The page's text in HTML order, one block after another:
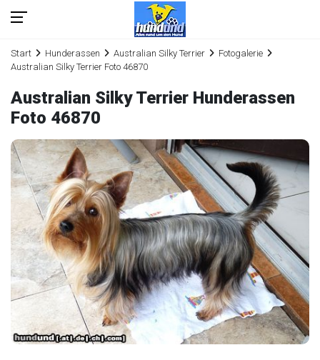
Start Hunderassen Australian Silky Terrier
Fotogalerie
Australian Silky Terrier Foto 46870
Australian Silky Terrier Hunderassen
Foto 46870